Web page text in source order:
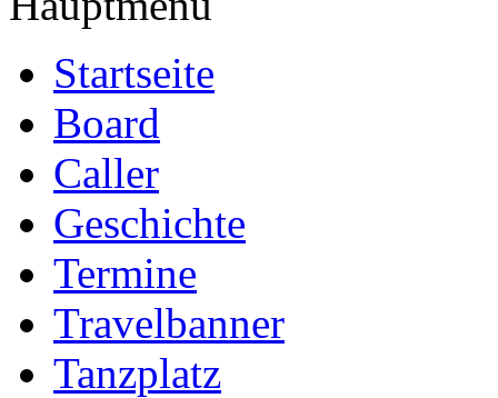
Startseite
Board
Caller
Geschichte
Termine
Travelbanner
Tanzplatz